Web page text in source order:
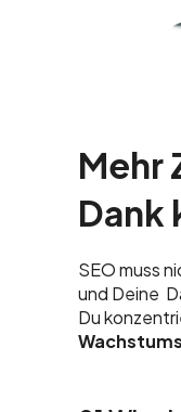
Mehr
Dank
SEO muss
und Deine
Du